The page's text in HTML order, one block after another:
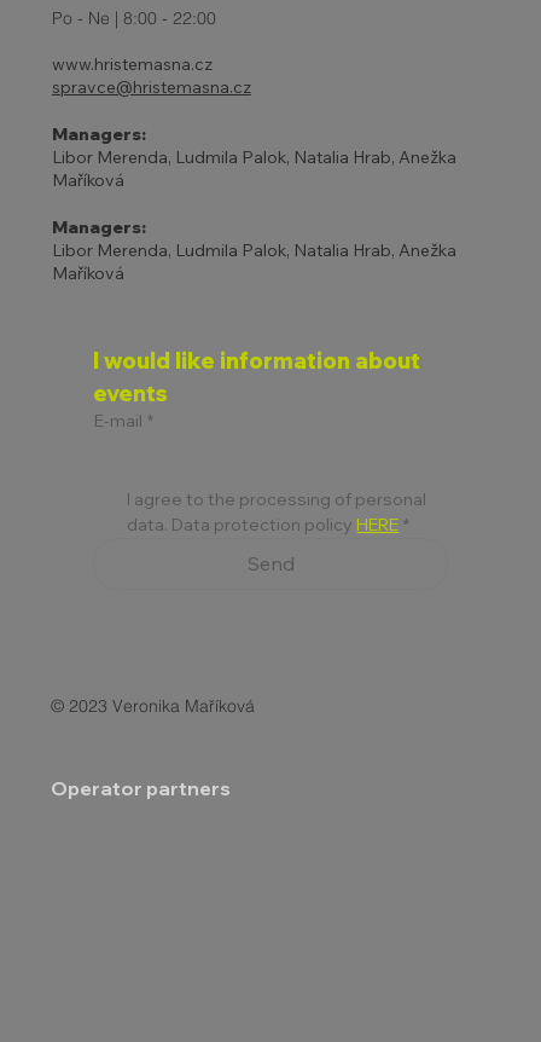
Po - Ne | 8:00 - 22:00
www.hristemasna.cz
spravce@hristemasna.cz
Managers:
Libor Merenda, Ludmila Palok, Natalia Hrab, Anežka
Maříková
Managers:
Libor Merenda, Ludmila Palok, Natalia Hrab, Anežka
Maříková
I would like information about
events
E-mail *
I agree to the processing of personal
data. Data protection policy HERE *
Send
© 2023 Veronika Maříková
Operator partners